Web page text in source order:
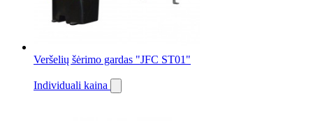
Veršelių šėrimo gardas "JFC ST01"
Individuali kaina